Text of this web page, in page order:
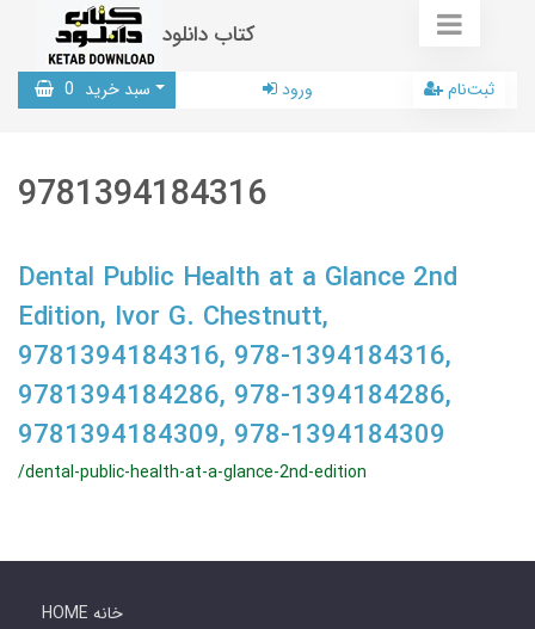
کتاب دانلود
سبد خرید 0 ورود ثبت‌نام
9781394184316
Dental Public Health at a Glance 2nd
Edition, Ivor G. Chestnutt,
9781394184316, 978-1394184316,
9781394184286, 978-1394184286,
9781394184309, 978-1394184309
/dental-public-health-at-a-glance-2nd-edition
HOME خانه